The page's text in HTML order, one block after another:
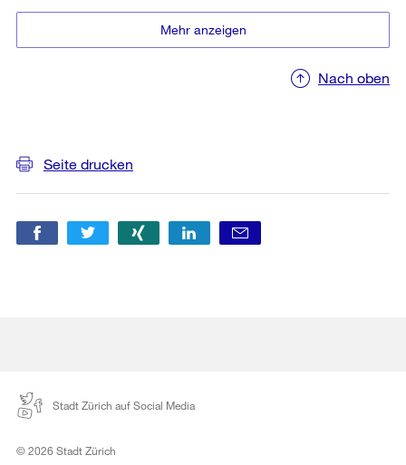
Nach oben
Informationen
Seite drucken
Stadt Zürich auf Social Media
© 2026 Stadt Zürich